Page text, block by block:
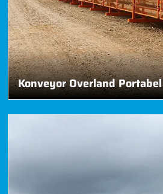
Konveyor Overland Portabel